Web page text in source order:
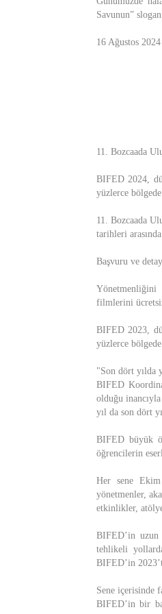
Savunun”
16 Ağustos 2024
11. Bozcaada
BIFED 2024,
yüzlerce
11. Bozcaada
tarihleri
Başvuru ve
Yönetmenliğini
filmlerini
BIFED 2023,
yüzlerce
"Son dört yılda
BIFED
olduğu
yıl da son dört
BIFED büyük
öğrencilerin
Her sene Ekim
yönetmenler,
etkinlikler,
BIFED’in uzun
tehlikeli
BIFED’in
Sene içerisinde
BIFED’in bir